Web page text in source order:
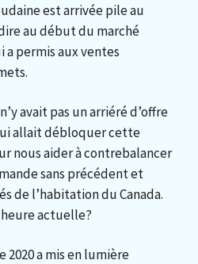
est arrivée pile au
au début du marché
a permis aux ventes
avait pas un arriéré d’offre
allait débloquer cette
nous aider à contrebalancer
sans précédent et
de l’habitation du Canada.
actuelle?
2020 a mis en lumière